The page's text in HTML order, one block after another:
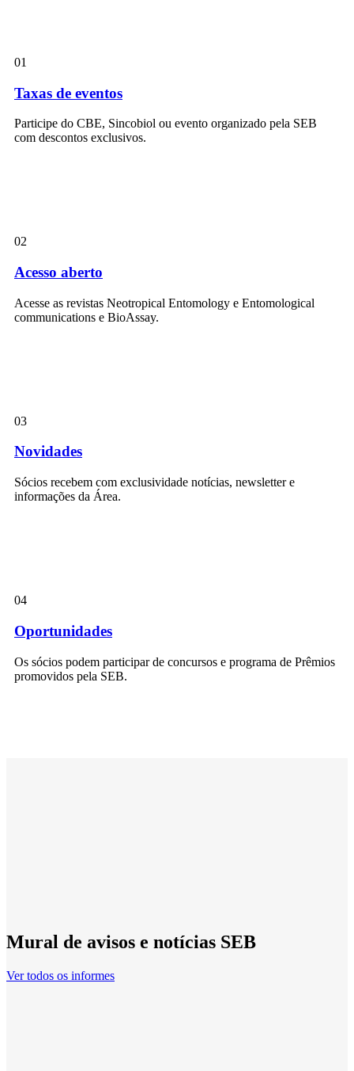
01
Taxas de eventos
Participe do CBE, Sincobiol ou evento organizado pela SEB
com descontos exclusivos.
02
Acesso aberto
Acesse as revistas Neotropical Entomology e Entomological
communications e BioAssay.
03
Novidades
Sócios recebem com exclusividade notícias, newsletter e
informações da Área.
04
Oportunidades
Os sócios podem participar de concursos e programa de Prêmios
promovidos pela SEB.
Mural de avisos e notícias SEB
Ver todos os informes